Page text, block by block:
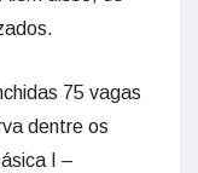
75 vagas
dentre os
I –